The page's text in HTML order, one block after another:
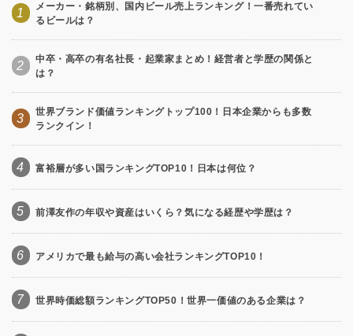
1
メーカー・銘柄別、国内ビール売上ランキング！一番売れてい
るビールは？
2
中卒・高卒の有名社長・起業家まとめ！経営者と学歴の関係と
は？
3
世界ブランド価値ランキングトップ100！日本企業からも多数
ランクイン！
4 富裕層が多い国ランキングTOP10！日本は何位？
5 前澤友作の年収や資産はいくら？気になる経歴や学歴は？
6 アメリカで最も給与の高い会社ランキングTOP10！
7 世界時価総額ランキングTOP50！世界一価値のある企業は？